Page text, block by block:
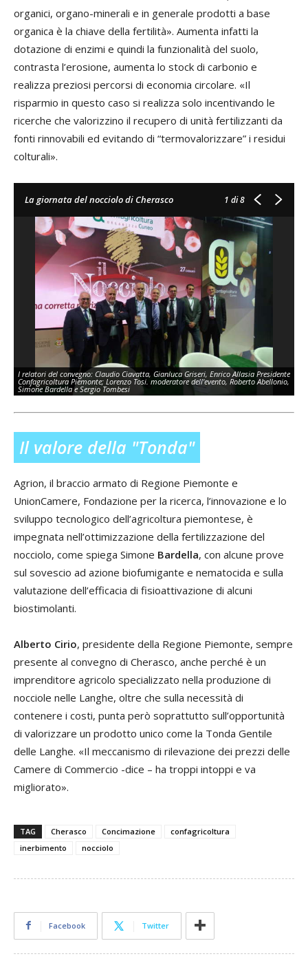
organici, organo-minerali e in generale prodotti a base
organica è la chiave della fertilità». Aumenta infatti la
dotazione di enzimi e quindi la funzionalità del suolo,
contrasta l’erosione, aumenta lo stock di carbonio e
realizza preziosi percorsi di economia circolare. «Il
risparmio in questo caso si realizza solo incentivando le
ricerche che valorizzino il recupero di unità fertilizzanti da
fonti rinnovabili ed evitando di “termovalorizzare” i residui
colturali».
La giornata del nocciolo di Cherasco 1 di 8
I relatori del convegno: Claudio Ciavatta, Gianluca Griseri, Enrico Allasia Presidente
Confagricoltura Piemonte; Lorenzo Tosi. moderatore dell'evento, Roberto Abellonio,
Simone Bardella e Sergio Tombesi
Il valore della "Tonda"
Agrion, il braccio armato di Regione Piemonte e
UnionCamere, Fondazione per la ricerca, l’innovazione e lo
sviluppo tecnologico dell’agricoltura piemontese, è
impegnata nell’ottimizzazione della fertilizzazione del
nocciolo, come spiega Simone Bardella, con alcune prove
sul sovescio ad azione biofumigante e nematocida e sulla
valutazione dell’efficacia di fisioattivazione di alcuni
biostimolanti.
Alberto Cirio, presidente della Regione Piemonte, sempre
presente al convegno di Cherasco, anche perché è un
imprenditore agricolo specializzato nella produzione di
nocciole nelle Langhe, oltre che sulla necessità di
contenere i costi, punta però soprattutto sull’opportunità
di valorizzare un prodotto unico come la Tonda Gentile
delle Langhe. «Il meccanismo di rilevazione dei prezzi delle
Camere di Commercio -dice – ha troppi intoppi e va
migliorato».
TAG Cherasco Concimazione
confagricoltura
inerbimento
nocciolo
Facebook Twitter